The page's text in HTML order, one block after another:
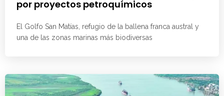
por proyectos petroquímicos
El Golfo San Matías, refugio de la ballena franca austral y
una de las zonas marinas más biodiversas